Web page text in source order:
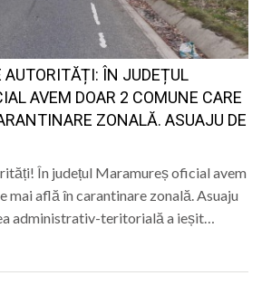
AUTORITĂȚI: ÎN JUDEȚUL
AVEM DOAR 2 COMUNE CARE
ZONALĂ. ASUAJU DE
În județul Maramureș oficial avem
mai află în carantinare zonală. Asuaju
administrativ-teritorială a ieșit…